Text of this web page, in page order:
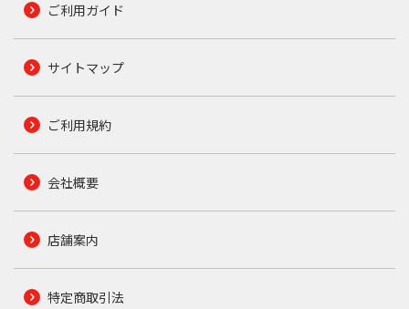
ご利用ガイド
サイトマップ
ご利用規約
会社概要
店舗案内
特定商取引法